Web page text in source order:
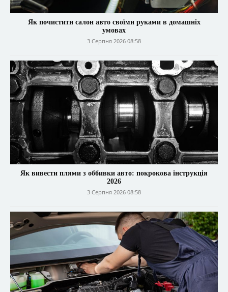
Як почистити салон авто своїми руками в домашніх
умовах
3 Серпня 2026 08:58
Як вивести плями з оббивки авто: покрокова інструкція
2026
3 Серпня 2026 08:58